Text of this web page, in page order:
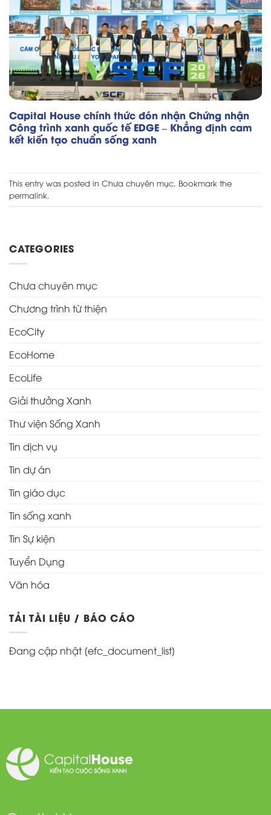
Capital House chính thức đón nhận Chứng nhận
Công trình xanh quốc tế EDGE – Khẳng định cam
kết kiến tạo chuẩn sống xanh
This entry was posted in Chưa chuyên mục. Bookmark the
permalink.
CATEGORIES
Chưa chuyên mục
Chương trình từ thiện
EcoCity
EcoHome
EcoLife
Giải thưởng Xanh
Thư viện Sống Xanh
Tin dịch vụ
Tin dự án
Tin giáo dục
Tin sống xanh
Tin Sự kiện
Tuyển Dụng
Văn hóa
TẢI TÀI LIỆU / BÁO CÁO
Đang cập nhật [efc_document_list]